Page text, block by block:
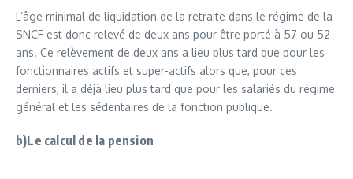
L’âge minimal de liquidation de la retraite dans le régime de la
SNCF est donc relevé de deux ans pour être porté à 57 ou 52
ans. Ce relèvement de deux ans a lieu plus tard que pour les
fonctionnaires actifs et super-actifs alors que, pour ces
derniers, il a déjà lieu plus tard que pour les salariés du régime
général et les sédentaires de la fonction publique.
b)Le calcul de la pension